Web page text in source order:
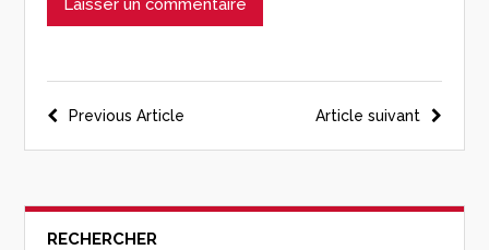
Article suivant
Previous Article
RECHERCHER